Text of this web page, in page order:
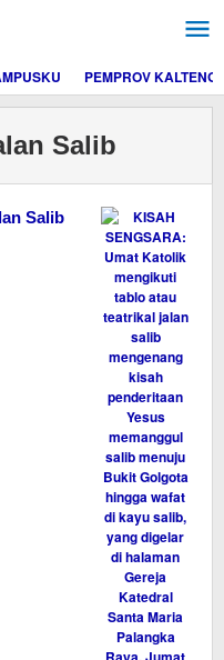
PEMPROV KALTENG
Salib
Salib